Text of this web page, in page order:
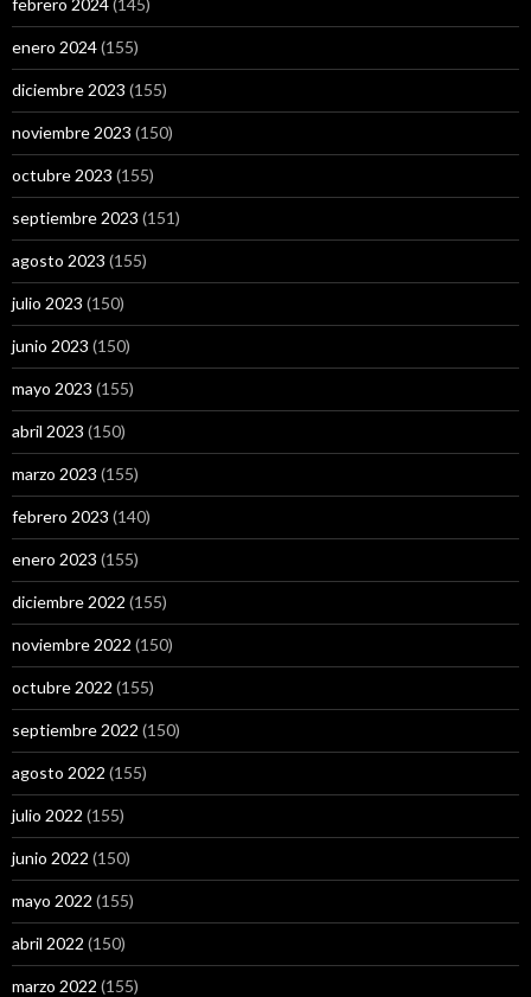
febrero 2024(145)
enero 2024(155)
diciembre 2023 (155)
noviembre 2023 (150)
octubre 2023 (155)
septiembre 2023 (151)
agosto 2023 (155)
julio 2023 (150)
junio 2023 (150)
mayo 2023 (155)
abril 2023 (150)
marzo 2023 (155)
febrero 2023 (140)
enero 2023 (155)
diciembre 2022 (155)
noviembre 2022 (150)
octubre 2022 (155)
septiembre 2022 (150)
agosto 2022 (155)
julio 2022 (155)
junio 2022 (150)
mayo 2022 (155)
abril 2022 (150)
marzo 2022 (155)